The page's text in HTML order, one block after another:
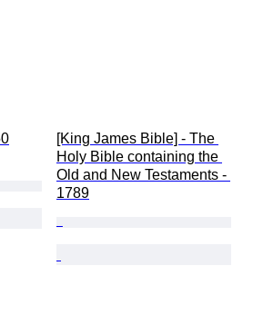
[King James Bible] - The
Holy Bible containing the
Old and New Testaments -
1789